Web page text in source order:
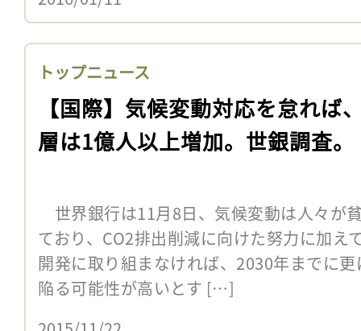
トップニュース
【国際】気候変動対応を怠れば
層は1億人以上増加。世銀調査。
世界銀行は11月8日、気候変動は人々が
ており、CO2排出削減に向けた努力に加え
開発に取り組まなければ、2030年までに
陥る可能性が高いとす […]